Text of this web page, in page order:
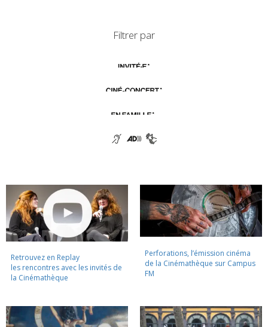
Filtrer par
Retrouvez en Replay
les rencontres avec les invités de
la Cinémathèque
Perforations, l’émission cinéma
de la Cinémathèque sur Campus
FM